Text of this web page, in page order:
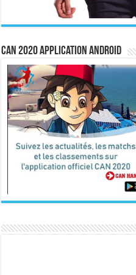
CAN 2020 Application Android